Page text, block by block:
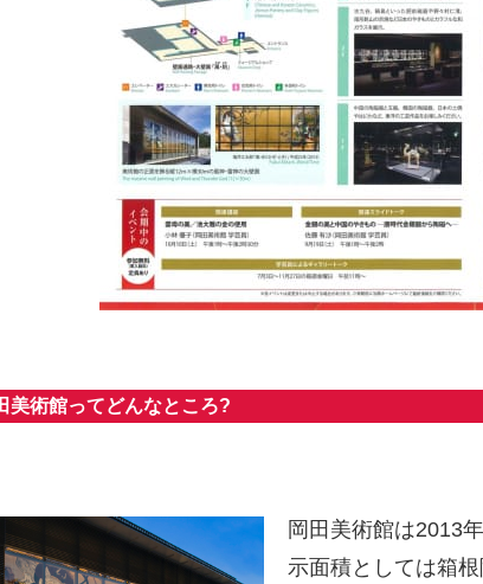
美術館ってどんなところ?
岡田美術館は2013
示面積としては箱